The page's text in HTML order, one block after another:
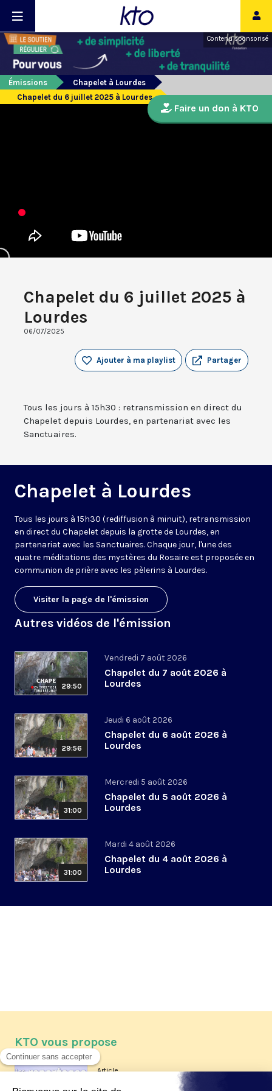
Contenu sponsorisé
Émissions
Chapelet à Lourdes
Chapelet du 6 juillet 2025 à Lourdes
Chapelet du 6 juillet 2025 à
Lourdes
06/07/2025
Partager
Ajouter à ma playlist
Tous les jours à 15h30 : retransmission en direct du
Chapelet depuis Lourdes, en partenariat avec les
Sanctuaires.
Chapelet à Lourdes
Tous les jours à 15h30 (rediffusion à minuit), retransmission
en direct du Chapelet depuis la grotte de Lourdes, en
partenariat avec les Sanctuaires. Chaque jour, l'une des
quatre méditations des mystères du Rosaire est proposée en
communion de prière avec les pèlerins à Lourdes.
Visiter la page de l'émission
Autres vidéos de l'émission
29:50
Vendredi 7 août 2026
Chapelet du 7 août 2026 à
Lourdes
29:56
Jeudi 6 août 2026
Chapelet du 6 août 2026 à
Lourdes
31:00
Mercredi 5 août 2026
Chapelet du 5 août 2026 à
Lourdes
31:00
Mardi 4 août 2026
Chapelet du 4 août 2026 à
Lourdes
Faire un don à KTO
KTO vous propose
Article
Les reportages d'été 2026 de KTO